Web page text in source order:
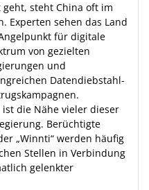
steht China oft im
Experten sehen das Land
für digitale
von gezielten
und
Datendiebstahl-
die Nähe vieler dieser
Berüchtigte
„Winnti“ werden häufig
Stellen in Verbindung
gelenkter